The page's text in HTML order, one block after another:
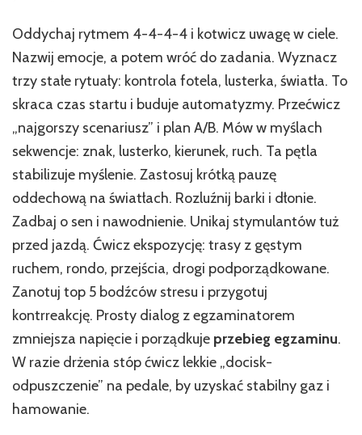
Oddychaj rytmem 4-4-4-4 i kotwicz uwagę w ciele.
Nazwij emocje, a potem wróć do zadania. Wyznacz
trzy stałe rytuały: kontrola fotela, lusterka, światła. To
skraca czas startu i buduje automatyzmy. Przećwicz
„najgorszy scenariusz” i plan A/B. Mów w myślach
sekwencje: znak, lusterko, kierunek, ruch. Ta pętla
stabilizuje myślenie. Zastosuj krótką pauzę
oddechową na światłach. Rozluźnij barki i dłonie.
Zadbaj o sen i nawodnienie. Unikaj stymulantów tuż
przed jazdą. Ćwicz ekspozycję: trasy z gęstym
ruchem, rondo, przejścia, drogi podporządkowane.
Zanotuj top 5 bodźców stresu i przygotuj
kontrreakcję. Prosty dialog z egzaminatorem
zmniejsza napięcie i porządkuje przebieg egzaminu.
W razie drżenia stóp ćwicz lekkie „docisk-
odpuszczenie” na pedale, by uzyskać stabilny gaz i
hamowanie.